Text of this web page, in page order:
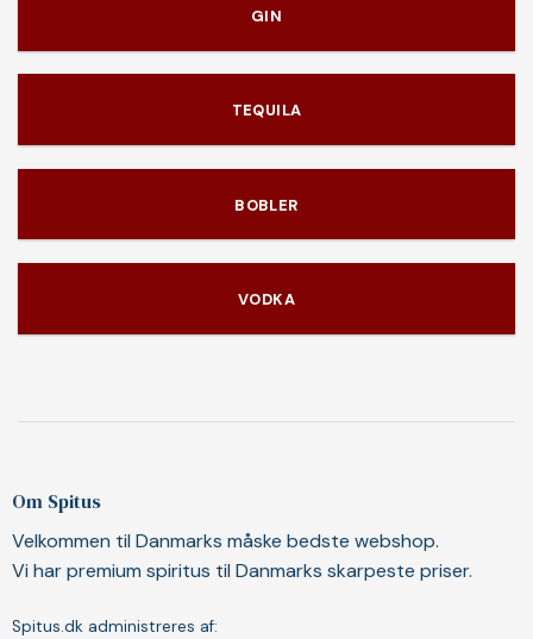
GIN
TEQUILA
BOBLER
VODKA
Om Spitus
Velkommen til Danmarks måske bedste webshop.
Vi har premium spiritus til Danmarks skarpeste priser.
Spitus.dk administreres af: